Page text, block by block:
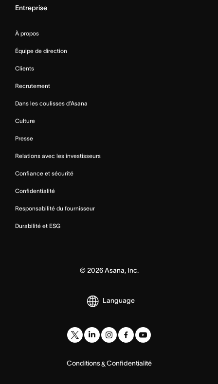
Entreprise
À propos
Équipe de direction
Clients
Recrutement
Dans les coulisses d’Asana
Culture
Presse
Relations avec les investisseurs
Confiance et sécurité
Confidentialité
Responsabilité du fournisseur
Durabilité et ESG
© 2026Asana, Inc.
Language
Conditions&Confidentialité